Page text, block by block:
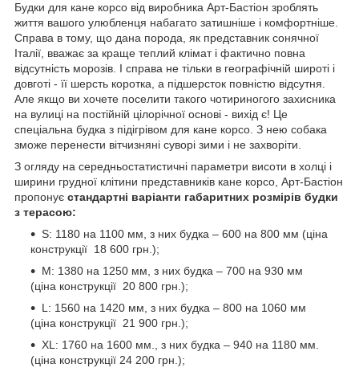
Будки для кане корсо від виробника Арт-Бастіон зроблять
життя вашого улюбленця набагато затишніше і комфортніше.
Справа в тому, що дана порода, як представник сонячної
Італії, вважає за краще теплий клімат і фактично повна
відсутність морозів. І справа не тільки в географічній широті і
довготі - її шерсть коротка, а підшерсток повністю відсутня.
Але якщо ви хочете поселити такого чотириногого захисника
на вулиці на постійній цілорічної основі - вихід є! Це
спеціальна будка з підігрівом для кане корсо. З нею собака
зможе перенести вітчизняні суворі зими і не захворіти.
З огляду на середньостатистичні параметри висоти в холці і
ширини грудної клітини представників кане корсо, Арт-Бастіон
пропонує стандартні варіанти габаритних розмірів будки
з терасою:
S: 1180 на 1100 мм, з них будка – 600 на 800 мм (ціна
конструкції 18 600 грн.);
М: 1380 на 1250 мм, з них будка – 700 на 930 мм
(ціна конструкції 20 800 грн.);
L: 1560 на 1420 мм, з них будка – 800 на 1060 мм
(ціна конструкції 21 900 грн.);
XL: 1760 на 1600 мм., з них будка – 940 на 1180 мм.
(ціна конструкції 24 200 грн.);